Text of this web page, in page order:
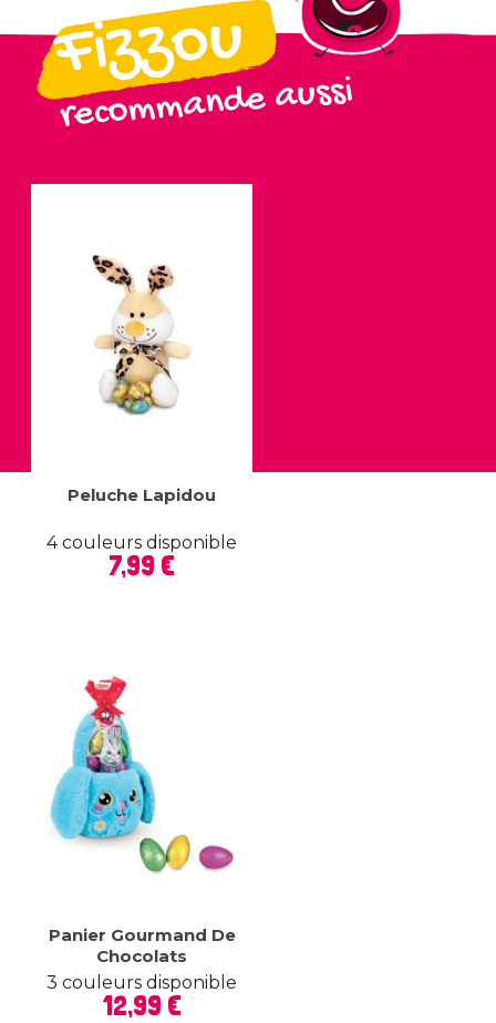
Fizzou
recommande aussi
Peluche Lapidou
4 couleurs disponible
Prix
7,99 €
Panier Gourmand De
Chocolats
3 couleurs disponible
Prix
12,99 €